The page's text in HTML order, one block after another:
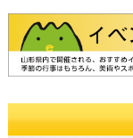
特集
市町村
写真ギャラリー